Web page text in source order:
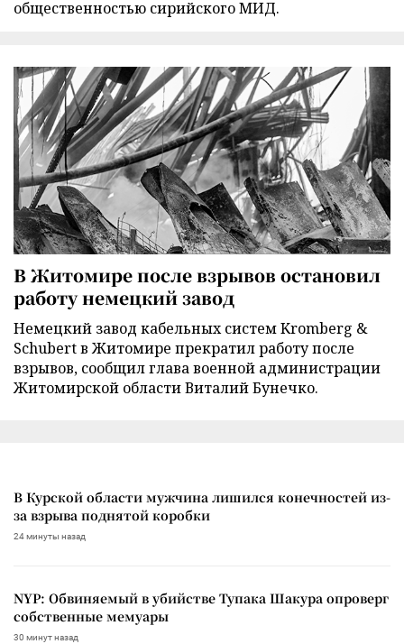
общественностью сирийского МИД.
В Житомире после взрывов остановил
работу немецкий завод
Немецкий завод кабельных систем Kromberg &
Schubert в Житомире прекратил работу после
взрывов, сообщил глава военной администрации
Житомирской области Виталий Бунечко.
В Курской области мужчина лишился конечностей из-
за взрыва поднятой коробки
24 минуты назад
NYP: Обвиняемый в убийстве Тупака Шакура опроверг
собственные мемуары
30 минут назад